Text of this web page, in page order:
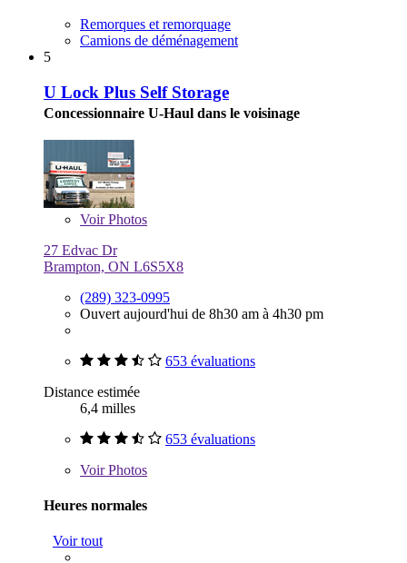
Remorques et remorquage
Camions de déménagement
5
U Lock Plus Self Storage
Concessionnaire U-Haul dans le voisinage
VoirPhotos
27 Edvac Dr
Brampton, ON L6S5X8
(289) 323-0995
Ouvert aujourd'hui de 8h30 am à 4h30 pm
653 évaluations
Distance estimée
6,4 milles
653 évaluations
VoirPhotos
Heures normales
Voir tout